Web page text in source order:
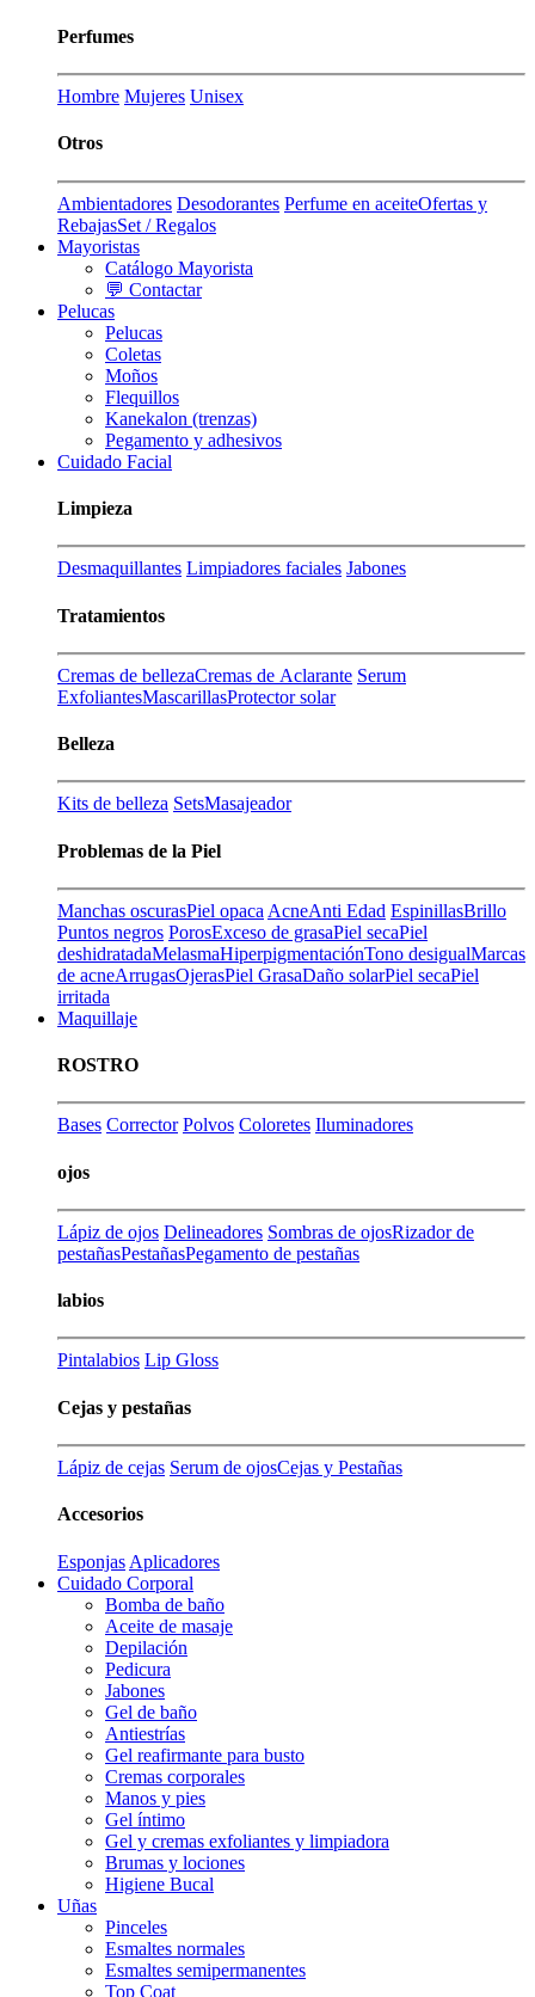
Perfumes
Hombre Mujeres Unisex
Otros
Ambientadores Desodorantes Perfume en aceiteOfertas y
RebajasSet / Regalos
Mayoristas
Catálogo Mayorista
💬 Contactar
Pelucas
Pelucas
Coletas
Moños
Flequillos
Kanekalon (trenzas)
Pegamento y adhesivos
Cuidado Facial
Limpieza
Desmaquillantes Limpiadores faciales Jabones
Tratamientos
Cremas de bellezaCremas de Aclarante Serum
ExfoliantesMascarillasProtector solar
Belleza
Kits de belleza SetsMasajeador
Problemas de la Piel
Manchas oscurasPiel opaca AcneAnti Edad EspinillasBrillo
Puntos negros PorosExceso de grasaPiel secaPiel
deshidratadaMelasmaHiperpigmentaciónTono desigualMarcas
de acneArrugasOjerasPiel GrasaDaño solarPiel secaPiel
irritada
Maquillaje
ROSTRO
Bases Corrector Polvos Coloretes Iluminadores
ojos
Lápiz de ojos Delineadores Sombras de ojosRizador de
pestañasPestañasPegamento de pestañas
labios
Pintalabios Lip Gloss
Cejas y pestañas
Lápiz de cejas Serum de ojosCejas y Pestañas
Accesorios
Esponjas Aplicadores
Cuidado Corporal
Bomba de baño
Aceite de masaje
Depilación
Pedicura
Jabones
Gel de baño
Antiestrías
Gel reafirmante para busto
Cremas corporales
Manos y pies
Gel íntimo
Gel y cremas exfoliantes y limpiadora
Brumas y lociones
Higiene Bucal
Uñas
Pinceles
Esmaltes normales
Esmaltes semipermanentes
Top Coat